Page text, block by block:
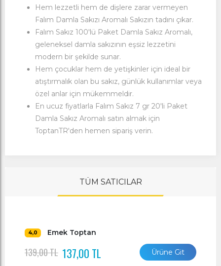
Hem lezzetli hem de dişlere zarar vermeyen
Falım Damla Sakızı Aromalı Sakızın tadını çıkar.
Falım Sakız 100'lü Paket Damla Sakız Aromalı,
geleneksel damla sakızının eşsiz lezzetini
modern bir şekilde sunar.
Hem çocuklar hem de yetişkinler için ideal bir
atıştırmalık olan bu sakız, günlük kullanımlar veya
özel anlar için mükemmeldir.
En ucuz fiyatlarla Falım Sakız 7 gr 20'li Paket
Damla Sakız Aromalı satın almak için
ToptanTR'den hemen sipariş verin.
TÜM SATICILAR
4,0 Emek Toptan
139,00 TL 137,00 TL Ürüne Git